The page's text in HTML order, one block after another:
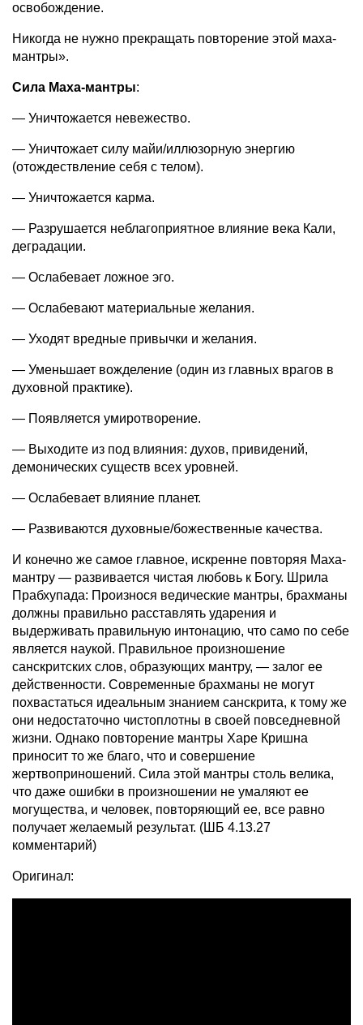
освобождение.
Никогда не нужно прекращать повторение этой маха-
мантры».
Сила Маха-мантры:
— Уничтожается невежество.
— Уничтожает силу майи/иллюзорную энергию
(отождествление себя с телом).
— Уничтожается карма.
— Разрушается неблагоприятное влияние века Кали,
деградации.
— Ослабевает ложное эго.
— Ослабевают материальные желания.
— Уходят вредные привычки и желания.
— Уменьшает вожделение (один из главных врагов в
духовной практике).
— Появляется умиротворение.
— Выходите из под влияния: духов, привидений,
демонических существ всех уровней.
— Ослабевает влияние планет.
— Развиваются духовные/божественные качества.
И конечно же самое главное, искренне повторяя Маха-
мантру — развивается чистая любовь к Богу. Шрила
Прабхупада: Произнося ведические мантры, брахманы
должны правильно расставлять ударения и
выдерживать правильную интонацию, что само по себе
является наукой. Правильное произношение
санскритских слов, образующих мантру, — залог ее
действенности. Современные брахманы не могут
похвастаться идеальным знанием санскрита, к тому же
они недостаточно чистоплотны в своей повседневной
жизни. Однако повторение мантры Харе Кришна
приносит то же благо, что и совершение
жертвоприношений. Сила этой мантры столь велика,
что даже ошибки в произношении не умаляют ее
могущества, и человек, повторяющий ее, все равно
получает желаемый результат. (ШБ 4.13.27
комментарий)
Оригинал: